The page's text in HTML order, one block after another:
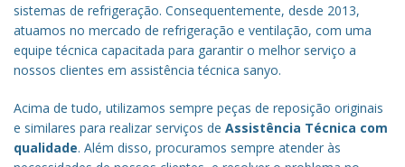
sistemas de refrigeração. Consequentemente, desde 2013,
atuamos no mercado de refrigeração e ventilação, com uma
equipe técnica capacitada para garantir o melhor serviço a
nossos clientes em assistência técnica sanyo.
Acima de tudo, utilizamos sempre peças de reposição originais
e similares para realizar serviços de Assistência Técnica com
qualidade. Além disso, procuramos sempre atender às